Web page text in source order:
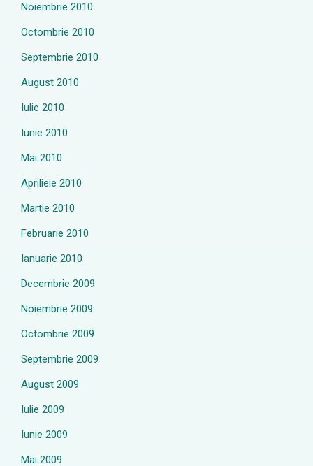
Noiembrie 2010
Octombrie 2010
Septembrie 2010
August 2010
Iulie 2010
Iunie 2010
Mai 2010
Aprilieie 2010
Martie 2010
Februarie 2010
Ianuarie 2010
Decembrie 2009
Noiembrie 2009
Octombrie 2009
Septembrie 2009
August 2009
Iulie 2009
Iunie 2009
Mai 2009